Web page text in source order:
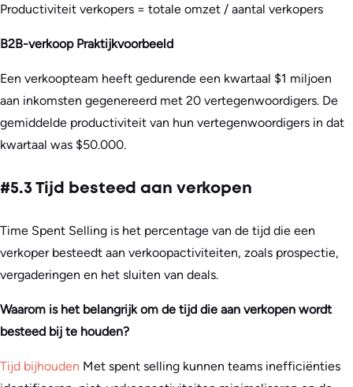
Productiviteit verkopers = totale omzet / aantal verkopers
B2B-verkoop Praktijkvoorbeeld
Een verkoopteam heeft gedurende een kwartaal $1 miljoen
aan inkomsten gegenereerd met 20 vertegenwoordigers. De
gemiddelde productiviteit van hun vertegenwoordigers in dat
kwartaal was $50.000.
#5.3 Tijd besteed aan verkopen
Time Spent Selling is het percentage van de tijd die een
verkoper besteedt aan verkoopactiviteiten, zoals prospectie,
vergaderingen en het sluiten van deals.
Waarom is het belangrijk om de tijd die aan verkopen wordt
besteed bij te houden?
Tijd bijhouden Met spent selling kunnen teams inefficiënties